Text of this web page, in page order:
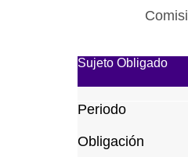
Sujeto Obligado
Periodo
Obligación